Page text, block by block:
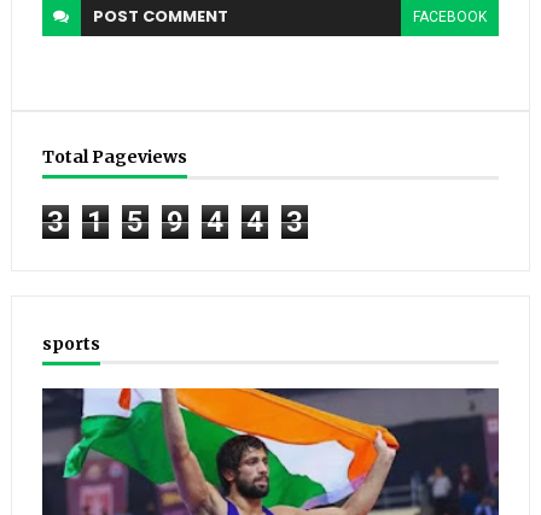
POST COMMENT FACEBOOK
Total Pageviews
3 1 5 9 4 4 3
sports